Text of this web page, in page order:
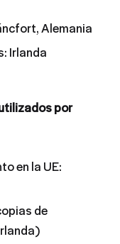
Alemania
Irlanda
por
en la UE:
de